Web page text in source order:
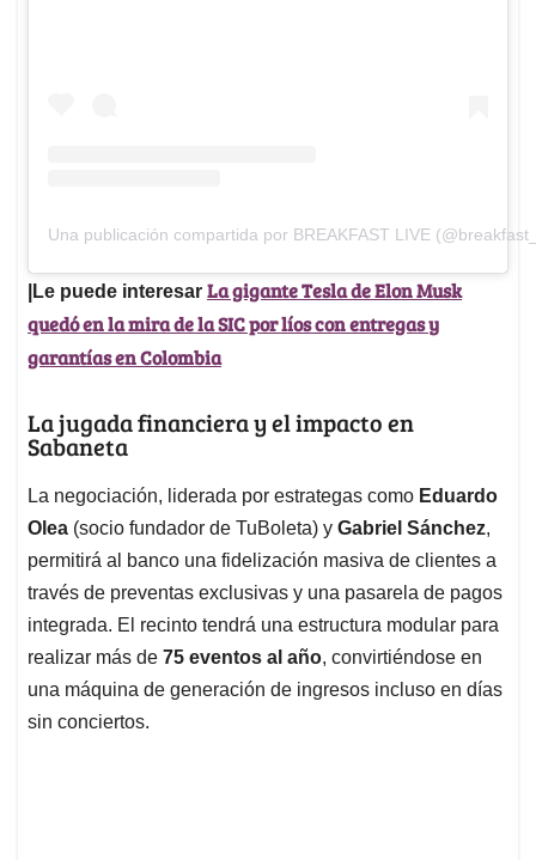
Una publicación compartida por BREAKFAST LIVE
|Le puede interesar La gigante Tesla de Elon Musk
quedó en la mira de la SIC por líos con entregas y
garantías en Colombia
La jugada financiera y el impacto en
Sabaneta
La negociación, liderada por estrategas como Eduardo
Olea (socio fundador de TuBoleta) y Gabriel Sánchez,
permitirá al banco una fidelización masiva de clientes a
través de preventas exclusivas y una pasarela de pagos
integrada. El recinto tendrá una estructura modular para
realizar más de 75 eventos al año, convirtiéndose en
una máquina de generación de ingresos incluso en días
sin conciertos.